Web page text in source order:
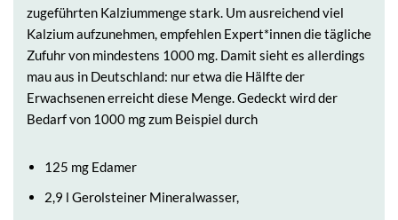
zugeführten Kalziummenge stark. Um ausreichend viel
Kalzium aufzunehmen, empfehlen Expert*innen die tägliche
Zufuhr von mindestens 1000 mg. Damit sieht es allerdings
mau aus in Deutschland: nur etwa die Hälfte der
Erwachsenen erreicht diese Menge. Gedeckt wird der
Bedarf von 1000 mg zum Beispiel durch
125 mg Edamer
2,9 l Gerolsteiner Mineralwasser,